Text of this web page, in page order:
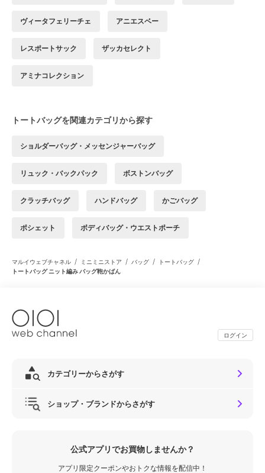
ヴィータフェリーチェ アニエスベー
レスポートサック ザッカセレクト
アミナコレクション
トートバッグを関連カテゴリから探す
ショルダーバッグ・メッセンジャーバッグ
リュック・バックパック ボストンバッグ
クラッチバッグ ハンドバッグ かごバッグ
ポシェット ボディバッグ・ウエストポーチ
マルイウェブチャネル / ミニミニストア / バッグ / トートバッグ /
トートバッグ ニット編み バッグ鞄かばん
ログイン
カテゴリーからさがす
ショップ・ブランドからさがす
公式アプリでお買物しませんか？
アプリ限定クーポンやおトクな情報を配信中！